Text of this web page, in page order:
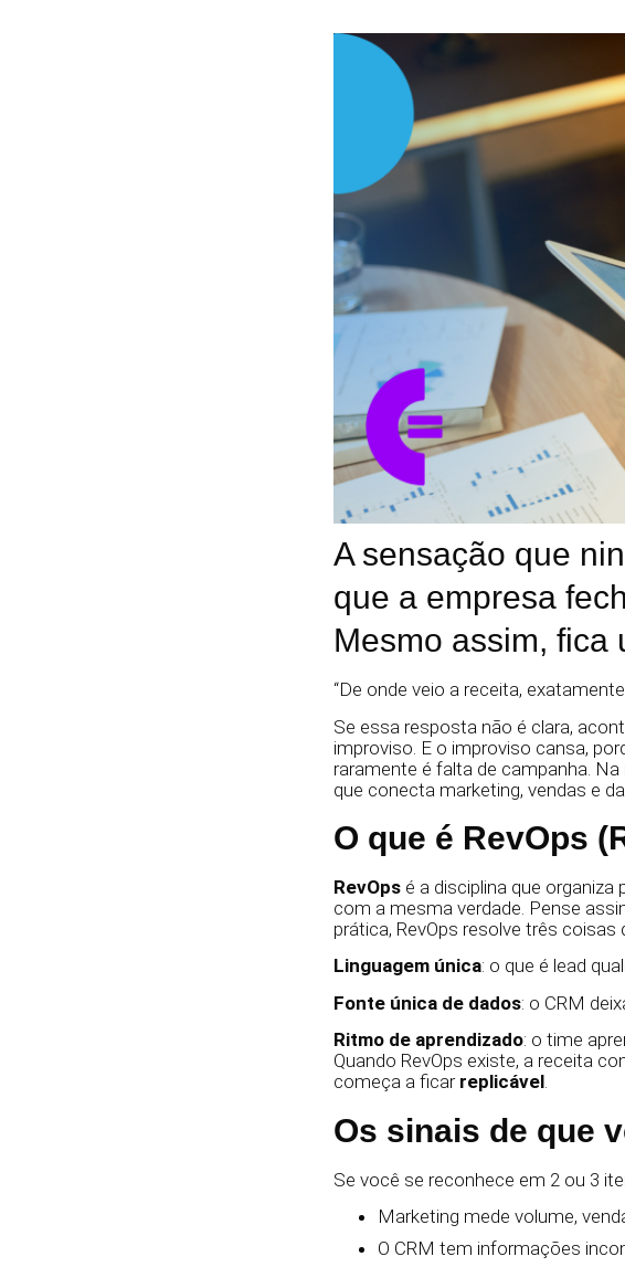
A sensação que
que a empresa
Mesmo assim, fica
“De onde veio a receita,
Se essa resposta não é clara,
improviso. E o improviso cansa,
raramente é falta de campanha.
que conecta marketing, vendas e
O que é RevOps
RevOps é a disciplina que
com a mesma verdade. Pense
prática, RevOps resolve três coisas
Linguagem única: o que é lead
Fonte única de dados: o CRM
Ritmo de aprendizado: o time
Quando RevOps existe, a receita
começa a ficar replicável.
Os sinais de que
Se você se reconhece em 2 ou 3
Marketing mede volume,
O CRM tem informações